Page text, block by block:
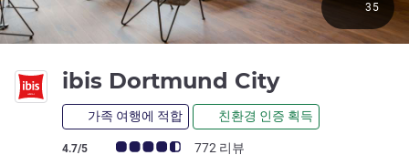
ibis Dortmund City
가족 여행에 적합 친환경 인증 획득
고객 평점 (ALL 평가)
4.7/5 772 리뷰
35